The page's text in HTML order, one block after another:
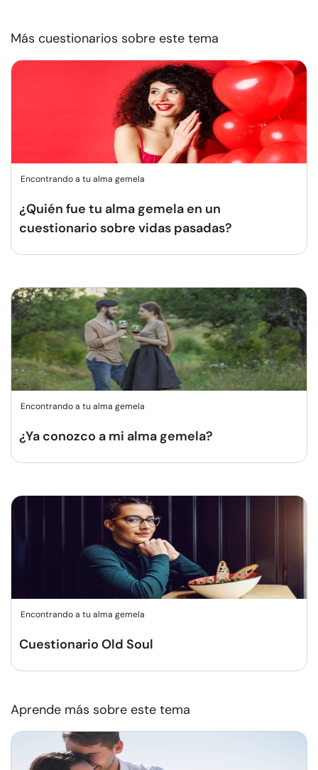
Más cuestionarios sobre este tema
Encontrando a tu alma gemela
¿Quién fue tu alma gemela en un
cuestionario sobre vidas pasadas?
Encontrando a tu alma gemela
¿Ya conozco a mi alma gemela?
Encontrando a tu alma gemela
Cuestionario Old Soul
Aprende más sobre este tema